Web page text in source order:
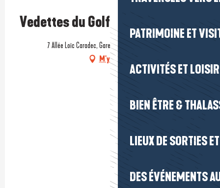
PATRIMOINE ET
ACTIVITÉS ET
BIEN ÊTRE &
LIEUX DE SORTIES
DES ÉVÉNEMENTS
Vedettes du Golfe
7 Allée Loïc Caradec, Gare Maritime, 56000 Vannes
M'y rendre